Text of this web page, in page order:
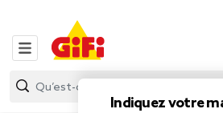
Indiquez votre